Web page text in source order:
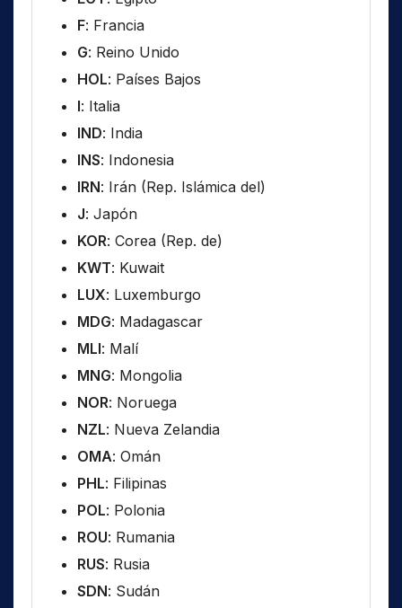
F: Francia
G: Reino Unido
HOL: Países Bajos
I: Italia
IND: India
INS: Indonesia
IRN: Irán (Rep. Islámica del)
J: Japón
KOR: Corea (Rep. de)
KWT: Kuwait
LUX: Luxemburgo
MDG: Madagascar
MLI: Malí
MNG: Mongolia
NOR: Noruega
NZL: Nueva Zelandia
OMA: Omán
PHL: Filipinas
POL: Polonia
ROU: Rumania
RUS: Rusia
SDN: Sudán